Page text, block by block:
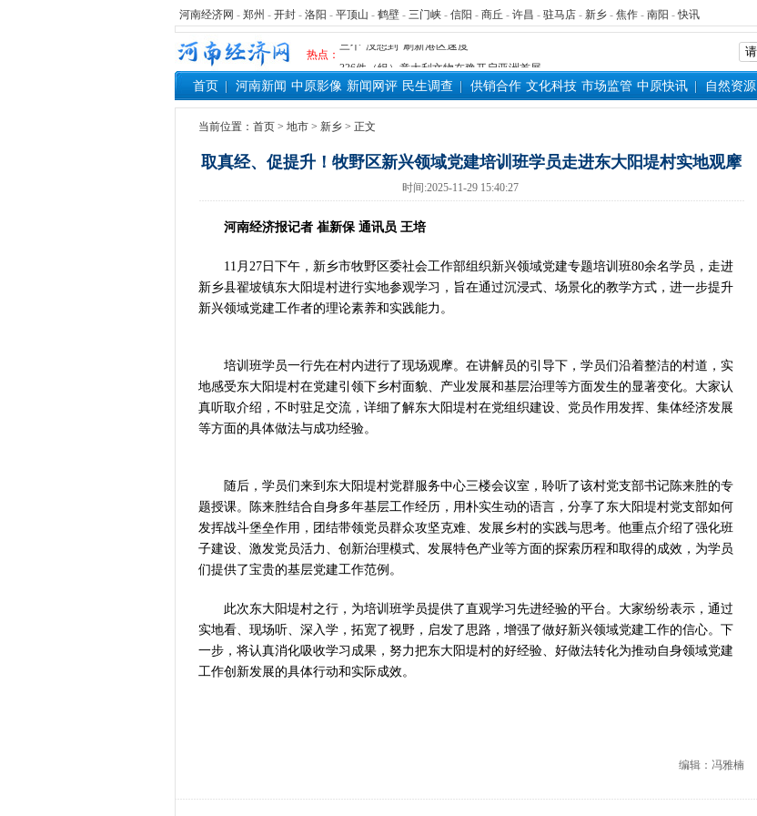
河南经济网 - 郑州 - 开封 - 洛阳 - 平顶山 - 鹤壁 - 三门峡 - 信阳 - 商丘 - 许昌 - 驻马店 - 新乡 - 焦作 - 南阳 -快讯
热点：
河南可再生能源装机突破1亿千瓦 占比近六成
336件（组）意大利文物在豫开启亚洲首展
河南省政协十三届常委会第二十次会议闭幕
习近平对防汛救灾工作作出重要指示
郑州、济南、青岛三城联合发布社保卡居民服
2026年“文明实践进基层”主题活动在郏县举
“七一勋章”获得者丨“炼油专家”陈俊武：科
“建设社会主义现代化强国，关键在科技自立自
算力，正在重新“耕种”中原
河南省二十条硬核举措出炉 力促民间投资“
河南省主汛期防汛抗旱工作专题调度会召开
从国家科技奖看中原创新跃迁
“几分钱”传言背后 河南西瓜价差真相是啥
河南省党政代表团赴新疆考察对接对口支援工
习近平出席国家科学技术奖励大会两院院士大
336件（组）意大利文物在豫开启亚洲首展
河南省政协十三届常委会第二十次会议闭幕
习近平对防汛救灾工作作出重要指示
2026年“文明实践进基层”主题活动在郏县举
省政协十三届常委会第二十次会议开幕
“七一勋章”获得者丨“炼油专家”陈俊武：科
“建设社会主义现代化强国，关键在科技自立自
首页 河南新闻 中原影像 新闻网评 民生调查 供销合作 文化科技 市场监管 中原快讯 自然资源
当前位置： 首页 > 地市 > 新乡 > 正文
取真经、促提升！牧野区新兴领域党建培训班学员走进东大阳堤村实地观摩
时间:2025-11-29 15:40:27
河南经济报记者 崔新保 通讯员 王培
11月27日下午，新乡市牧野区委社会工作部组织新兴领域党建专题培训班80余名学员，走进
新乡县翟坡镇东大阳堤村进行实地参观学习，旨在通过沉浸式、场景化的教学方式，进一步提升
新兴领域党建工作者的理论素养和实践能力。
培训班学员一行先在村内进行了现场观摩。在讲解员的引导下，学员们沿着整洁的村道，实
地感受东大阳堤村在党建引领下乡村面貌、产业发展和基层治理等方面发生的显著变化。大家认
真听取介绍，不时驻足交流，详细了解东大阳堤村在党组织建设、党员作用发挥、集体经济发展
等方面的具体做法与成功经验。
随后，学员们来到东大阳堤村党群服务中心三楼会议室，聆听了该村党支部书记陈来胜的专
题授课。陈来胜结合自身多年基层工作经历，用朴实生动的语言，分享了东大阳堤村党支部如何
发挥战斗堡垒作用，团结带领党员群众攻坚克难、发展乡村的实践与思考。他重点介绍了强化班
子建设、激发党员活力、创新治理模式、发展特色产业等方面的探索历程和取得的成效，为学员
们提供了宝贵的基层党建工作范例。
此次东大阳堤村之行，为培训班学员提供了直观学习先进经验的平台。大家纷纷表示，通过
实地看、现场听、深入学，拓宽了视野，启发了思路，增强了做好新兴领域党建工作的信心。下
一步，将认真消化吸收学习成果，努力把东大阳堤村的好经验、好做法转化为推动自身领域党建
工作创新发展的具体行动和实际成效。
编辑：冯雅楠